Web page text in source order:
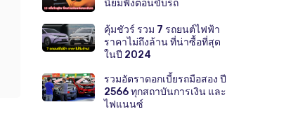
นิยมฟังตอนขับรถ
คุ้มชัวร์ รวม 7 รถยนต์ไฟฟ้า
ราคาไม่ถึงล้าน ที่น่าซื้อที่สุด
ในปี 2024
รวมอัตราดอกเบี้ยรถมือสอง ปี
2566 ทุกสถาบันการเงิน และ
ไฟแนนซ์